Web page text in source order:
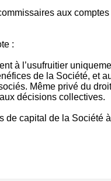
aux
:
à l’usufruitier
de la Société, et
Même privé du
décisions collectives.
de capital de la Société